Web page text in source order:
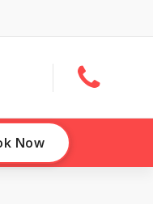
Now